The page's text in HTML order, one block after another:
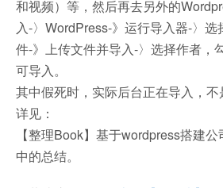
和视频）等，然后再去另外的
入-〉WordPress-》运行导入器-〉
件-》上传文件并导入-〉选择作者，
可导入。
其中假死时，实际后台正在导入，不
详见：
【整理Book】基于wordpress搭建
中的总结。